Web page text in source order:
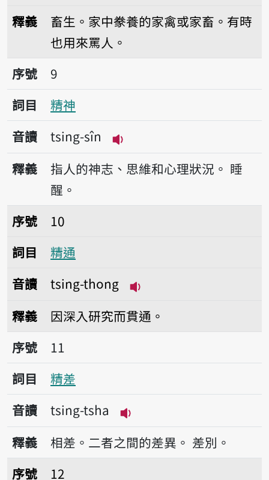
釋義
畜生。家中豢養的家禽或家畜。有時
也用來罵人。
序號9精神
序號
9
詞目
精神
音讀
tsing-sîn
播放音讀tsing-sîn
釋義 指人的神志、思維和心理狀況。 睡
醒。
序號10精通
序號
10
詞目
精通
音讀
tsing-thong
釋義
因深入研究而貫通。
序號11精差
序號
11
詞目
精差
音讀
tsing-tsha
播放音讀tsing-tsha
釋義 相差。二者之間的差異。 差別。
序號12精傱
序號 12